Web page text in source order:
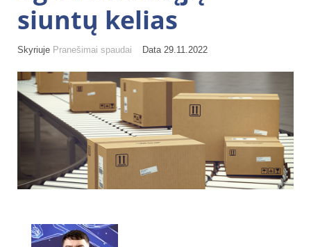
siuntų kelias
Skyriuje Pranešimai spaudai Data 29.11.2022